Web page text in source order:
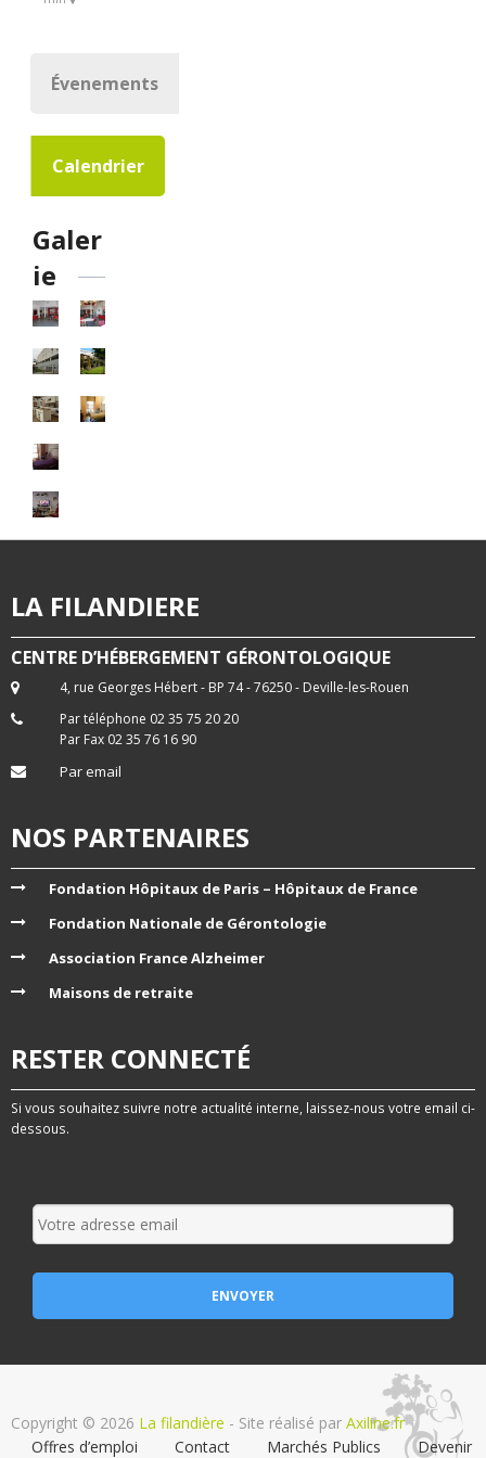
Évenements
Calendrier
Galer
ie
LA FILANDIERE
CENTRE D’HÉBERGEMENT GÉRONTOLOGIQUE
4, rue Georges Hébert - BP 74 - 76250 - Deville-les-Rouen
Par téléphone 02 35 75 20 20
Par Fax 02 35 76 16 90
Par email
NOS PARTENAIRES
Fondation Hôpitaux de Paris – Hôpitaux de France
Fondation Nationale de Gérontologie
Association France Alzheimer
Maisons de retraite
RESTER CONNECTÉ
Si vous souhaitez suivre notre actualité interne, laissez-nous votre email ci-
dessous.
Copyright © 2026 La filandière - Site réalisé par Axiline.fr
Offres d’emploi
Contact Marchés Publics Devenir